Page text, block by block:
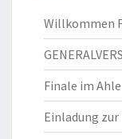
Willkommen
Finale im
Einladung